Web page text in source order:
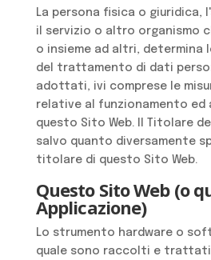
La persona fisica o giuridica,
il servizio o altro organismo
o insieme ad altri, determina
del trattamento di dati
adottati, ivi comprese le
relative al funzionamento ed
questo Sito Web. Il Titolare
salvo quanto diversamente
titolare di questo Sito Web.
Questo Sito Web (o
Applicazione)
Lo strumento hardware o
quale sono raccolti e trattati